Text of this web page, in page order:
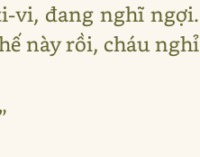
vi, đang nghĩ ngợi.
này rồi, cháu nghỉ